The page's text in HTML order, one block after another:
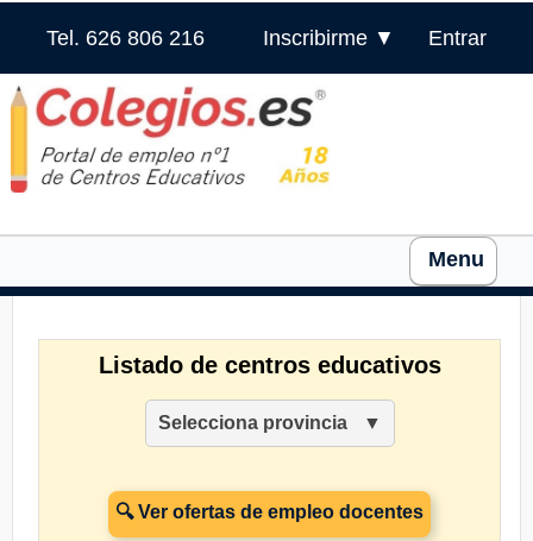
Tel. 626 806 216 Inscribirme ▼ Entrar
Menu
Listado de centros educativos
Selecciona provincia
🔍 Ver ofertas de empleo docentes